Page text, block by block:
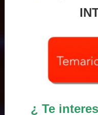
¿ Te